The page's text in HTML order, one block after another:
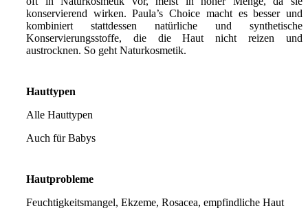
konservierend wirken. Paula’s Choice macht es besser und
kombiniert stattdessen natürliche und synthetische
Konservierungsstoffe, die die Haut nicht reizen und
austrocknen. So geht Naturkosmetik.
Hauttypen
Alle Hauttypen
Auch für Babys
Hautprobleme
Feuchtigkeitsmangel, Ekzeme, Rosacea, empfindliche Haut